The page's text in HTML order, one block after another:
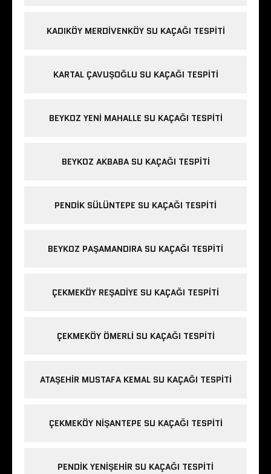
KADIKÖY MERDIVENKÖY SU KAÇAĞI TESPITI
KARTAL ÇAVUŞOĞLU SU KAÇAĞI TESPITI
BEYKOZ YENI MAHALLE SU KAÇAĞI TESPITI
BEYKOZ AKBABA SU KAÇAĞI TESPITI
PENDIK SÜLÜNTEPE SU KAÇAĞI TESPITI
BEYKOZ PAŞAMANDIRA SU KAÇAĞI TESPITI
ÇEKMEKÖY REŞADIYE SU KAÇAĞI TESPITI
ÇEKMEKÖY ÖMERLI SU KAÇAĞI TESPITI
ATAŞEHIR MUSTAFA KEMAL SU KAÇAĞI TESPITI
ÇEKMEKÖY NIŞANTEPE SU KAÇAĞI TESPITI
PENDIK YENIŞEHIR SU KAÇAĞI TESPITI